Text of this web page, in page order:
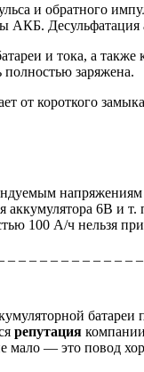
и обратного
и тока, а
полностью заряжена.
от короткого
6В и
100 А/ч нельзя
репутация
— это повод